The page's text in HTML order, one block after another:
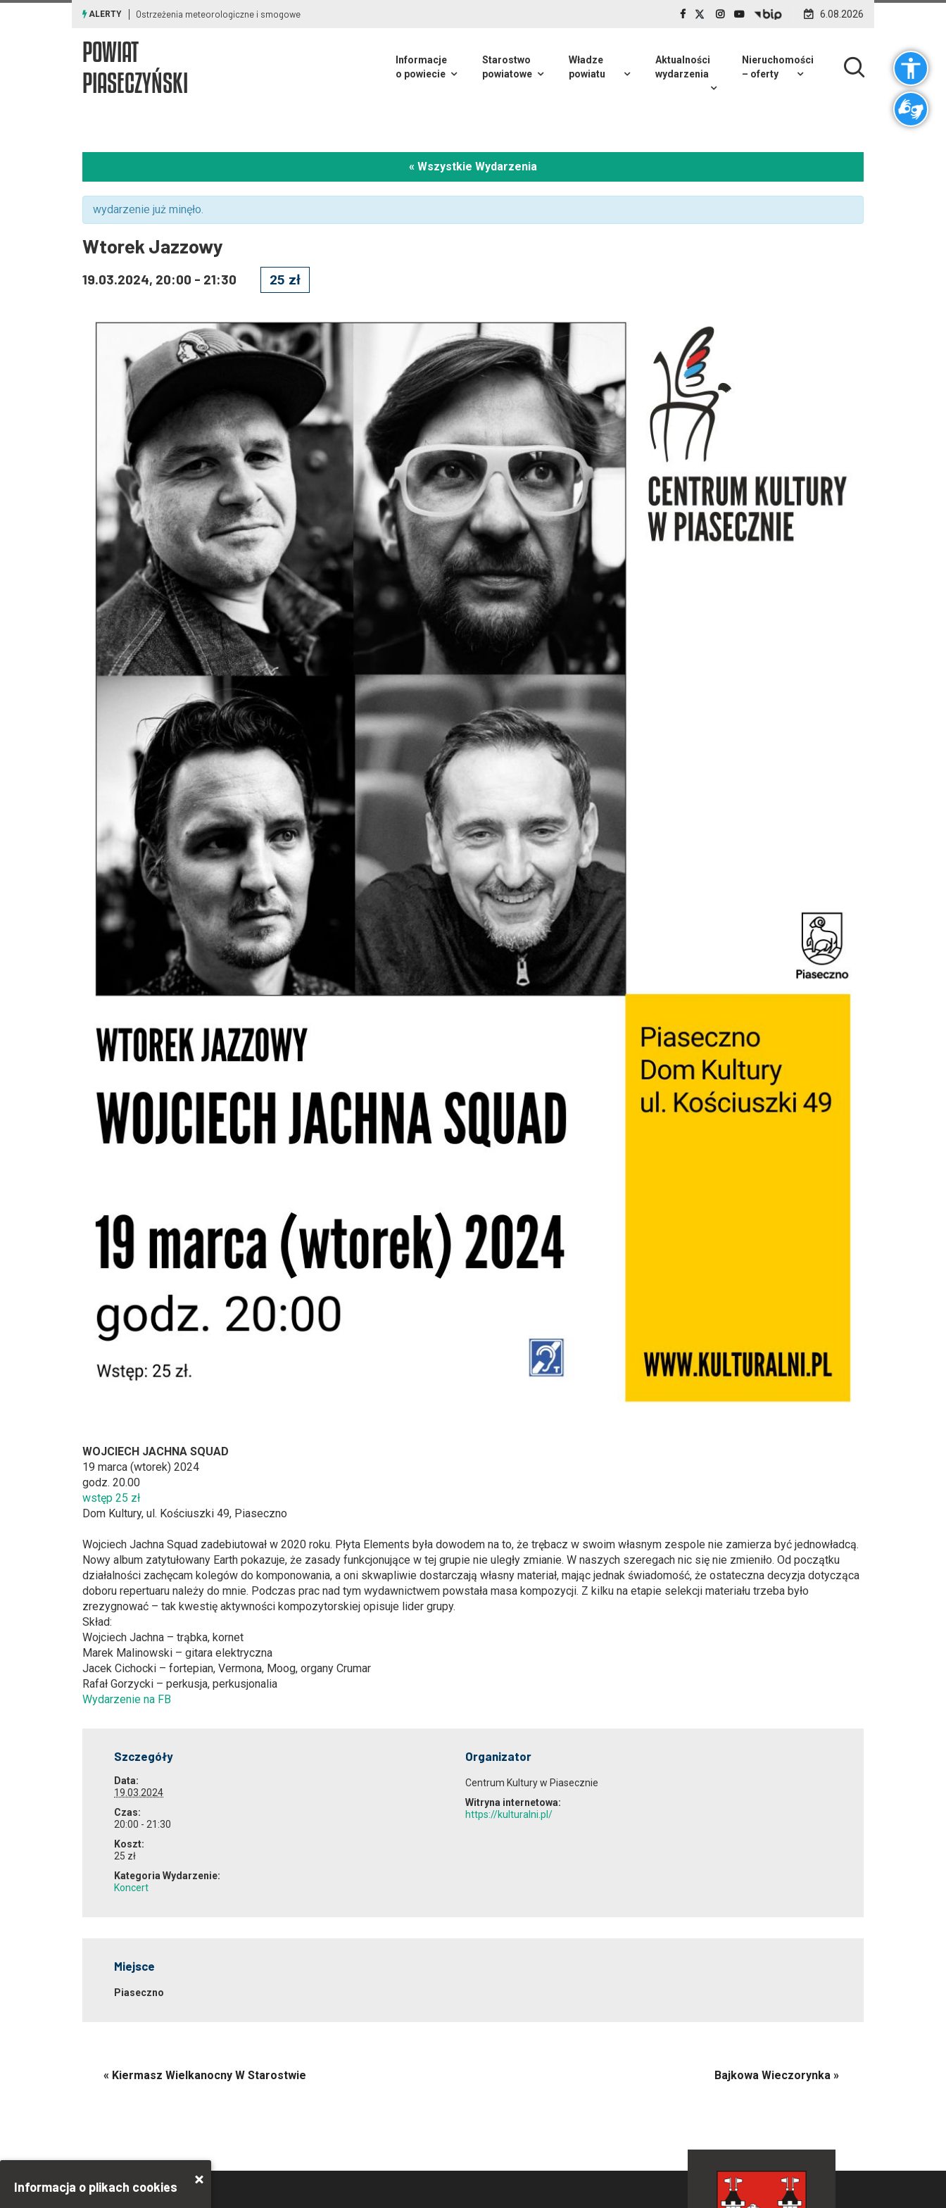
ALERTY Ostrzeżenia meteorologiczne i smogowe 6.08.2026
POWIAT
PIASECZYŃSKI
Informacje
o powiecie
Starostwo
powiatowe
Władze
powiatu
Aktualności
wydarzenia
Nieruchomości
– oferty
« Wszystkie Wydarzenia
wydarzenie już minęło.
Wtorek Jazzowy
19.03.2024, 20:00 - 21:30 25 zł
WOJCIECH JACHNA SQUAD
19 marca (wtorek) 2024
godz. 20.00
wstęp 25 zł
Dom Kultury, ul. Kościuszki 49, Piaseczno
Wojciech Jachna Squad zadebiutował w 2020 roku. Płyta Elements była dowodem na to, że trębacz w swoim własnym zespole nie zamierza być jednowładcą.
Nowy album zatytułowany Earth pokazuje, że zasady funkcjonujące w tej grupie nie uległy zmianie. W naszych szeregach nic się nie zmieniło. Od początku
działalności zachęcam kolegów do komponowania, a oni skwapliwie dostarczają własny materiał, mając jednak świadomość, że ostateczna decyzja dotycząca
doboru repertuaru należy do mnie. Podczas prac nad tym wydawnictwem powstała masa kompozycji. Z kilku na etapie selekcji materiału trzeba było
zrezygnować – tak kwestię aktywności kompozytorskiej opisuje lider grupy.
Skład:
Wojciech Jachna – trąbka, kornet
Marek Malinowski – gitara elektryczna
Jacek Cichocki – fortepian, Vermona, Moog, organy Crumar
Rafał Gorzycki – perkusja, perkusjonalia
Wydarzenie na FB
Szczegóły
Data:
19.03.2024
Czas:
20:00 - 21:30
Koszt:
25 zł
Kategoria Wydarzenie:
Koncert
Organizator
Centrum Kultury w Piasecznie
Witryna internetowa:
https://kulturalni.pl/
Miejsce
Piaseczno
« Kiermasz Wielkanocny W Starostwie Bajkowa Wieczorynka »
Informacja o plikach cookies